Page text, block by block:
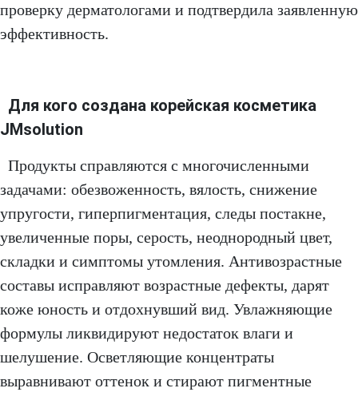
проверку дерматологами и подтвердила заявленную
эффективность.
Для кого создана корейская косметика
JMsolution
Продукты справляются с многочисленными
задачами: обезвоженность, вялость, снижение
упругости, гиперпигментация, следы постакне,
увеличенные поры, серость, неоднородный цвет,
складки и симптомы утомления. Антивозрастные
составы исправляют возрастные дефекты, дарят
коже юность и отдохнувший вид. Увлажняющие
формулы ликвидируют недостаток влаги и
шелушение. Осветляющие концентраты
выравнивают оттенок и стирают пигментные